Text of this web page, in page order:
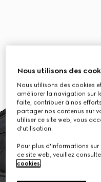
Nous utilisons des
Nous utilisons des cookies
améliorer la navigation sur
faite, contribuer à nos
partager nos contenus sur
utiliser ce site web, vous
d'utilisation.
Pour plus d'informations
ce site web, veuillez
cookies.